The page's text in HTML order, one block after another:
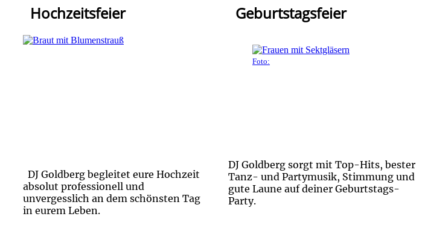
Hochzeitsfeier
DJ Goldberg begleitet eure Hochzeit
absolut professionell und
unvergesslich an dem schönsten Tag
in eurem Leben.
Geburtstagsfeier
Foto:
DJ Goldberg sorgt mit Top-Hits, bester
Tanz- und Partymusik, Stimmung und
gute Laune auf deiner Geburtstags-
Party.